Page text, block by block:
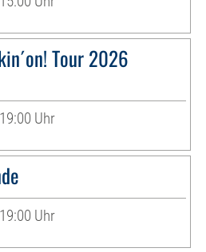
Tour 2026
Uhr
Uhr